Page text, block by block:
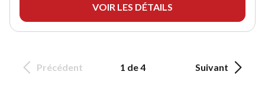
VOIR LES DÉTAILS
Précédent 1 de 4 Suivant